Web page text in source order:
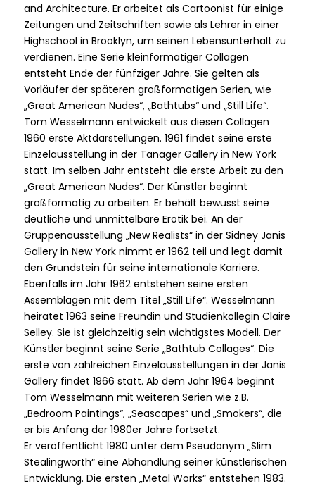
and Architecture. Er arbeitet als Cartoonist für einige
Zeitungen und Zeitschriften sowie als Lehrer in einer
Highschool in Brooklyn, um seinen Lebensunterhalt zu
verdienen. Eine Serie kleinformatiger Collagen
entsteht Ende der fünfziger Jahre. Sie gelten als
Vorläufer der späteren großformatigen Serien, wie
„Great American Nudes“, „Bathtubs“ und „Still Life“.
Tom Wesselmann entwickelt aus diesen Collagen
1960 erste Aktdarstellungen. 1961 findet seine erste
Einzelausstellung in der Tanager Gallery in New York
statt. Im selben Jahr entsteht die erste Arbeit zu den
„Great American Nudes“. Der Künstler beginnt
großformatig zu arbeiten. Er behält bewusst seine
deutliche und unmittelbare Erotik bei. An der
Gruppenausstellung „New Realists“ in der Sidney Janis
Gallery in New York nimmt er 1962 teil und legt damit
den Grundstein für seine internationale Karriere.
Ebenfalls im Jahr 1962 entstehen seine ersten
Assemblagen mit dem Titel „Still Life“. Wesselmann
heiratet 1963 seine Freundin und Studienkollegin Claire
Selley. Sie ist gleichzeitig sein wichtigstes Modell. Der
Künstler beginnt seine Serie „Bathtub Collages“. Die
erste von zahlreichen Einzelausstellungen in der Janis
Gallery findet 1966 statt. Ab dem Jahr 1964 beginnt
Tom Wesselmann mit weiteren Serien wie z.B.
„Bedroom Paintings“, „Seascapes“ und „Smokers“, die
er bis Anfang der 1980er Jahre fortsetzt.
Er veröffentlicht 1980 unter dem Pseudonym „Slim
Stealingworth“ eine Abhandlung seiner künstlerischen
Entwicklung. Die ersten „Metal Works“ entstehen 1983.